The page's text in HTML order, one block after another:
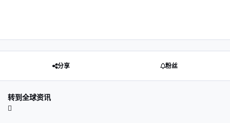
分享 粉丝
转到全球资讯